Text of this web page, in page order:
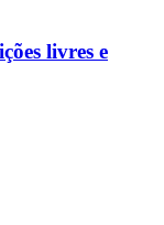
livres e